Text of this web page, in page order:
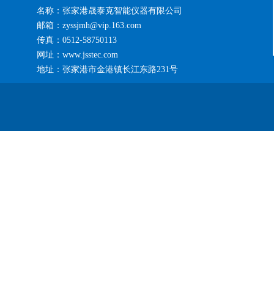
名称：张家港晟泰克智能仪器有限公司
邮箱：zyssjmh@vip.163.com
传真：0512-58750113
网址：www.jsstec.com
地址：张家港市金港镇长江东路231号